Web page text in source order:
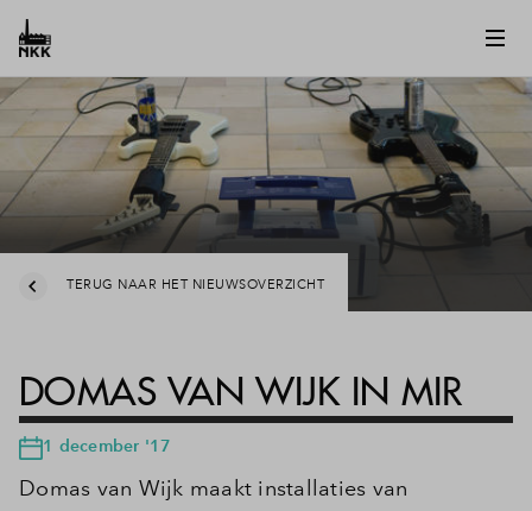
TERUG NAAR HET NIEUWSOVERZICHT
DOMAS VAN WIJK IN MIR
1 december '17
Domas van Wijk maakt installaties van